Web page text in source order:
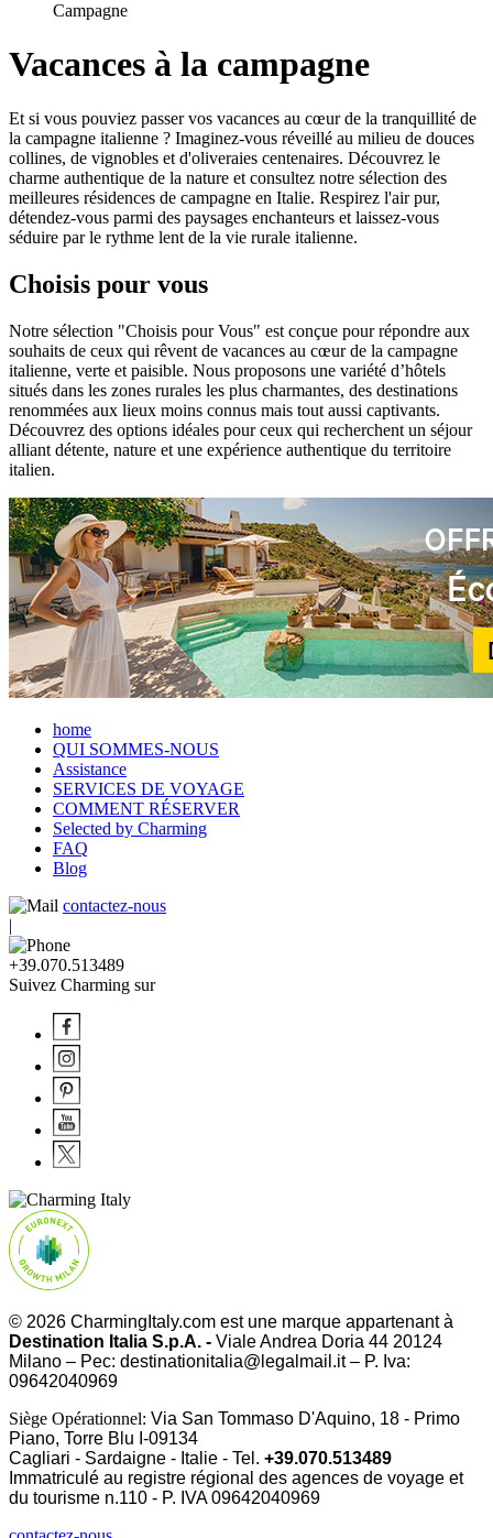
Campagne
Vacances à la campagne
Et si vous pouviez passer vos vacances au cœur de la tranquillité de
la campagne italienne ? Imaginez-vous réveillé au milieu de douces
collines, de vignobles et d'oliveraies centenaires. Découvrez le
charme authentique de la nature et consultez notre sélection des
meilleures résidences de campagne en Italie. Respirez l'air pur,
détendez-vous parmi des paysages enchanteurs et laissez-vous
séduire par le rythme lent de la vie rurale italienne.
Choisis pour vous
Notre sélection "Choisis pour Vous" est conçue pour répondre aux
souhaits de ceux qui rêvent de vacances au cœur de la campagne
italienne, verte et paisible. Nous proposons une variété d’hôtels
situés dans les zones rurales les plus charmantes, des destinations
renommées aux lieux moins connus mais tout aussi captivants.
Découvrez des options idéales pour ceux qui recherchent un séjour
alliant détente, nature et une expérience authentique du territoire
italien.
home
QUI SOMMES-NOUS
Assistance
SERVICES DE VOYAGE
COMMENT RÉSERVER
Selected by Charming
FAQ
Blog
contactez-nous
|
+39.070.513489
Suivez Charming sur
© 2026 CharmingItaly.com est une marque appartenant à
Destination Italia S.p.A. - Viale Andrea Doria 44 20124
Milano – Pec: destinationitalia@legalmail.it – P. Iva:
09642040969
Siège Opérationnel: Via San Tommaso D'Aquino, 18 - Primo
Piano, Torre Blu I-09134
Cagliari - Sardaigne - Italie - Tel. +39.070.513489
Immatriculé au registre régional des agences de voyage et
du tourisme n.110 - P. IVA09642040969